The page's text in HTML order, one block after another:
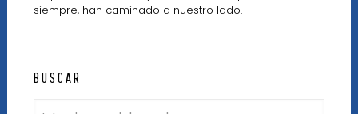
siempre, han caminado a nuestro lado.
BUSCAR